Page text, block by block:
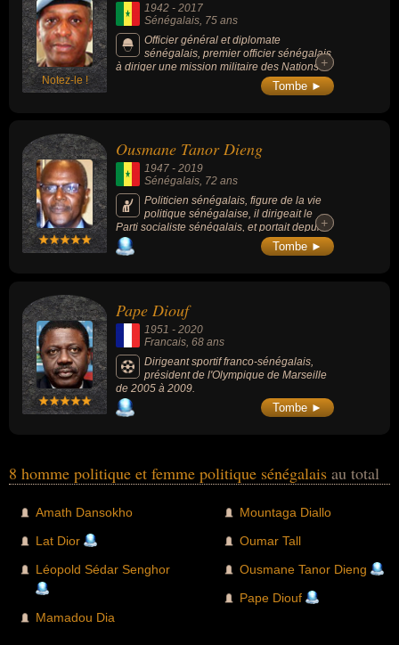
Notez-le !
1942 - 2017
Sénégalais , 75 ans
Officier général et diplomate
sénégalais, premier officier sénégalais
à diriger une mission militaire des Nations
unies, il a exercé les fonctions d'Inspecteur
général des forces armées et d'ambassadeur
+
+
Tombe ►
Ousmane Tanor Dieng
1947 - 2019
Sénégalais, 72 ans
Politicien sénégalais, figure de la vie
politique sénégalaise, il dirigeait le
Parti socialiste sénégalais, et portait depuis
le début des années 2000 l’héritage des
présidents Léopold Sédar Senghor et Abdou
+
+
Tombe ►
Pape Diouf
1951 - 2020
Francais, 68 ans
Dirigeant sportif franco-sénégalais,
président de l'Olympique de Marseille
de 2005 à 2009.
Tombe ►
8 homme politique et femme politique sénégalais au total
Amath Dansokho
Lat Dior
Léopold Sédar Senghor
Mamadou Dia
Mountaga Diallo
Oumar Tall
Ousmane Tanor Dieng
Pape Diouf